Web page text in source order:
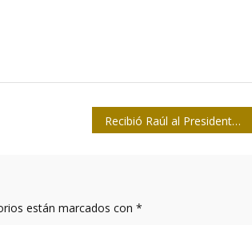
Recibió Raúl al Presidente de la Cámara de Comercio de los Estados Unidos
están marcados con *